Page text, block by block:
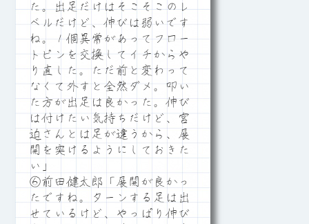
た。出足だけはそこそこのレ
ベルだけど、伸びは弱いです
ね。１個異常があってフロー
トピンを交換してイチからや
り直した。ただ前と変わって
なくて外すと全然ダメ。叩い
た方が出足は良かった。伸び
は付けたい気持ちだけど、宮
迫さんとは足が違うから、展
開を突けるようにしておきた
い」
⑥前田健太郎「展開が良かっ
たですね。ターンする足は出
せているけど、やっぱり伸び